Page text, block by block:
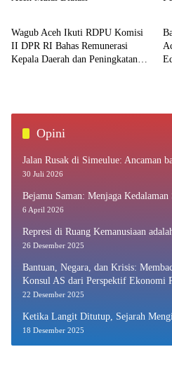
Nasional
Wagub Aceh Ikuti RDPU Komisi
II DPR RI Bahas Remunerasi
Kepala Daerah dan Peningkatan
Opini
Jalan Rusak di Simeulue: Ancaman
30 Juli 2026
Bejamu Saman: Menjaga
6 April 2026
Represi di Ruang Kemanusiaan
26 Desember 2025
Bantuan, Negara, dan Krisis:
Konsul AS dari Perspektif Ekonomi
22 Desember 2025
Ketika Langit Ditutup, Sejarah
18 Desember 2025